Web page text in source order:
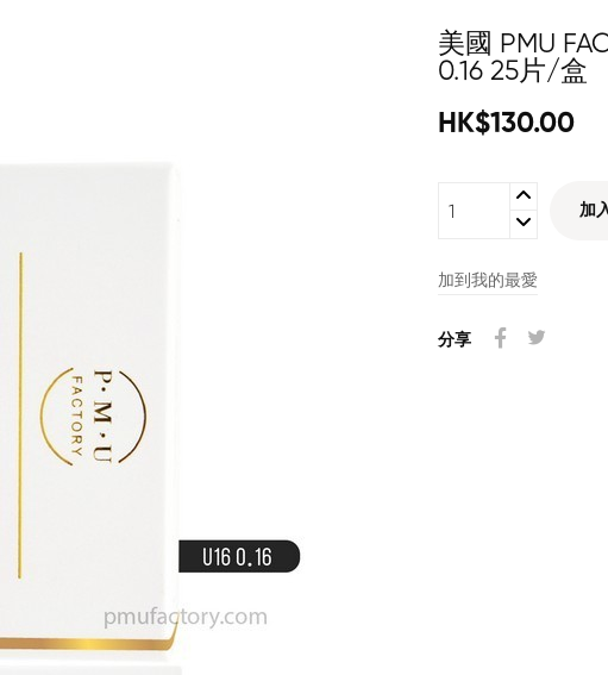
美國 PMU
0.16 25片/盒
HK$130.00
加
加到我的最愛
分享